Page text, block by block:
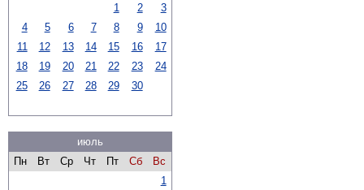
1
2
3
4
5 6 7 8 9
10
11
12 13 14 15 16
17
18
19 20 21 22 23
24
25
26 27 28 29 30
июль
Пн
Вт Ср Чт Пт Сб
Вс
1